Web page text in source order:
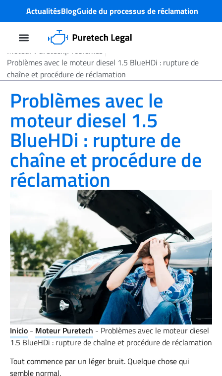
ActualitésBlogGuide du processus de réclamation
Moteur Puretech|Problèmes
Problèmes avec le moteur diesel 1.5 BlueHDi : rupture de
chaîne et procédure de réclamation
Problèmes avec le
moteur diesel 1.5
BlueHDi : rupture de
chaîne et procédure de
réclamation
Inicio - Moteur Puretech - Problèmes avec le moteur diesel
1.5 BlueHDi : rupture de chaîne et procédure de réclamation
Tout commence par un léger bruit. Quelque chose qui
semble normal.